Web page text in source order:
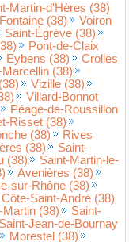
Martin-d'Hères (38)
Fontaine (38)
Voiron
Saint-Égrève (38)
Pont-de-Claix
Eybens (38)
Crolles
Marcellin (38)
Vizille (38)
Villard-Bonnot
Péage-de-Roussillon
Risset (38)
(38)
Rives
(38)
Saint-
(38)
Saint-Martin-le-
Avenières (38)
sur-Rhône (38)
Côte-Saint-André (38)
Martin (38)
Saint-
Saint-Jean-de-Bournay
Morestel (38)